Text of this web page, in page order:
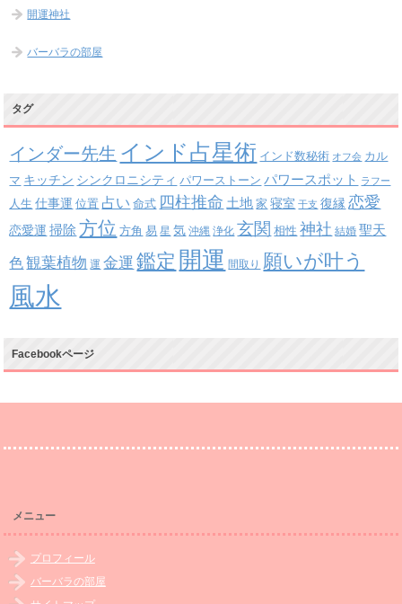
開運神社
バーバラの部屋
タグ
インダー先生 インド占星術 インド数秘術 オフ会 カル
マ キッチン シンクロニシティ パワーストーン パワースポット ラフー
人生 仕事運 位置 占い 命式 四柱推命 土地 家 寝室 干支 復縁 恋愛
恋愛運 掃除 方位 方角 易 星 気 沖縄 浄化 玄関 相性 神社 結婚 聖天
色 観葉植物 運 金運 鑑定 開運 間取り 願いが叶う
風水
Facebookページ
メニュー
プロフィール
バーバラの部屋